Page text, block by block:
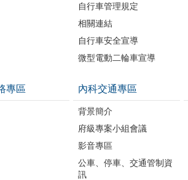
自行車管理規定
相關連結
自行車安全宣導
微型電動二輪車宣導
專區 內科交通專區
背景簡介
府級專案小組會議
影音專區
公車、停車、交通管制資
訊